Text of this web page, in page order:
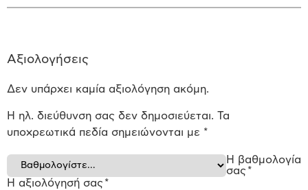
Αξιολογήσεις
Δεν υπάρχει καμία αξιολόγηση ακόμη.
Η ηλ. διεύθυνση σας δεν δημοσιεύεται. Τα
υποχρεωτικά πεδία σημειώνονται με *
Η βαθμολογία
σας *
Η αξιολόγησή σας *